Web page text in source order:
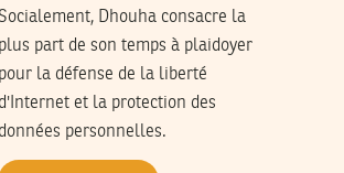
Dhouha consacre la
plus part de son temps à plaidoyer
pour la défense de la liberté
d'Internet et la protection des
données personnelles.